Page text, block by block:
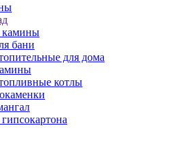
бани
для дома
котлы